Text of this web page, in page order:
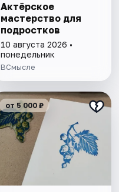
Актёрское
мастерство для
подростков
10 августа 2026 •
понедельник
ВСмысле
от 5 000 ₽